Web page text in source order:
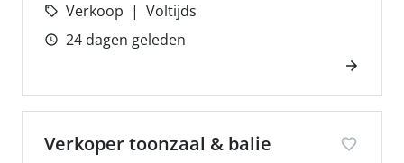
Verkoop
Voltijds
24 dagen geleden
Verkoper toonzaal & balie